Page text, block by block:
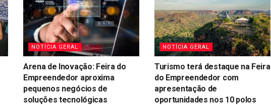
NOTÍCIA GERAL
Arena de Inovação: Feira do
Empreendedor aproxima
pequenos negócios de
soluções tecnológicas
NOTÍCIA GERAL
Turismo terá destaque na Feira
do Empreendedor com
apresentação de
oportunidades nos 10 polos